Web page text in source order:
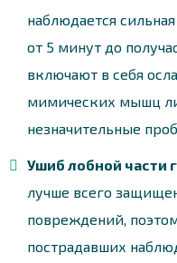
наблюдается
от 5 минут до
включают в себя
мимических мышц
незначительные
Ушиб лобной части
лучше всего
повреждений,
пострадавших